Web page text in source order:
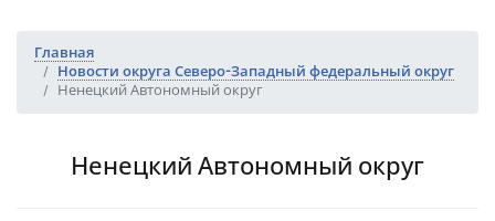
Главная
Новости округа Северо-Западный федеральный округ
Ненецкий Автономный округ
Ненецкий Автономный округ